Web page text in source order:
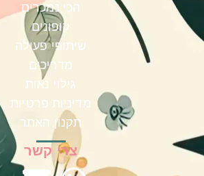
הכי נמכרים
קופונים
שיתופי פעולה
מדריכים
גילוי נאות
מדיניות פרטיות
תקנון האתר
צרי קשר